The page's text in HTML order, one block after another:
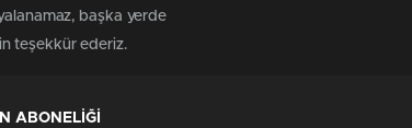
başka yerde
teşekkür ederiz.
ABONELİĞİ